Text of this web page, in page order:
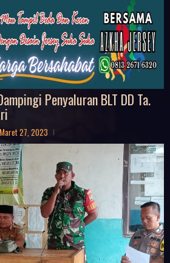
Penyaluran BLT DD Ta.
27, 2023